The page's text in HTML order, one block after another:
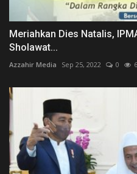
Meriahkan Dies Natalis,
Sholawat...
Azzahir Media Sep 25, 2022 0